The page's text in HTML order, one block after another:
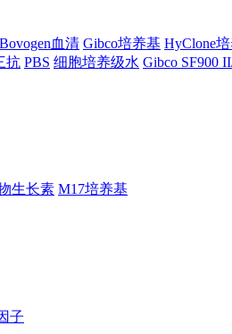
Bovogen血清 Gibco培养基 HyClone
抗 PBS 细胞培养级水 Gibco SF900
生长素 M17培养基
子